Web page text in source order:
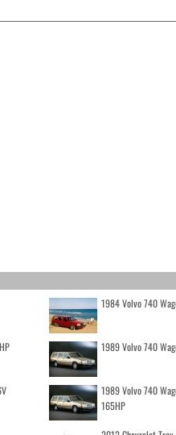
1984 Volvo 740
1989 Volvo 740
1989 Volvo 740
165HP